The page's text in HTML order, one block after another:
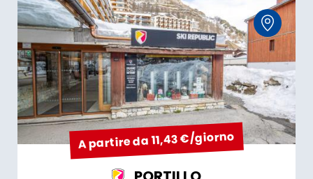
A partire da 11,43 €/giorno